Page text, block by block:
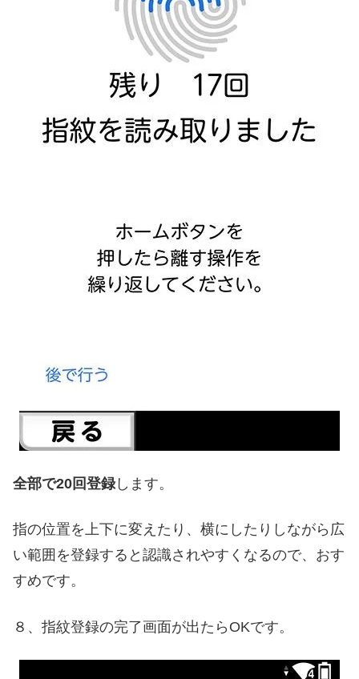
全部で20回登録します。
指の位置を上下に変えたり、横にしたりしながら広
い範囲を登録すると認識されやすくなるので、おす
すめです。
８、指紋登録の完了画面が出たらOKです。